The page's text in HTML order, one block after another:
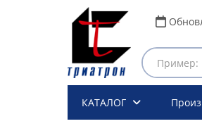
КАТАЛОГ